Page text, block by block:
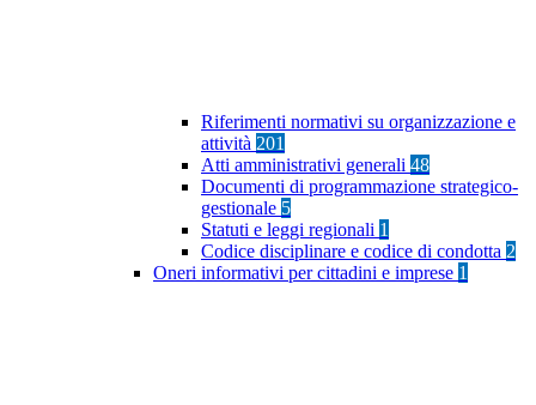
Riferimenti normativi su organizzazione e
attività 201
Atti amministrativi generali 48
Documenti di programmazione strategico-
gestionale 5
Statuti e leggi regionali 1
Codice disciplinare e codice di condotta 2
Oneri informativi per cittadini e imprese 1